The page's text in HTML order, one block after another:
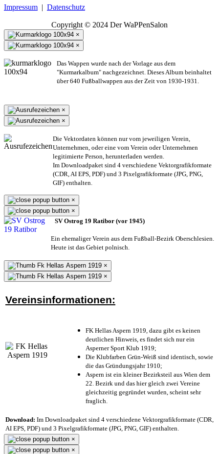
Impressum | Datenschutz
Copyright © 2024 Der WaPPenSalon
×
×
Das Wappen wurde nach der Vorlage aus dem
"Kurmarkalbum" nachgezeichnet. Dieses Album beinhaltet
über 640 Fußballwappen aus der Zeit von 1930-1931.
×
×
Die Vektordaten können nur vom jeweiligen Verein,
Unternehmen, oder eine vom Verein oder Unternehmen
legitimierte Person, herunterladen werden.
Im Downloadpaket sind 4 verschiedene Vektorgrafikformate
(CDR, AI EPS, PDF) und 3 Pixelgrafikformate (JPG, PNG,
GIF) enthalten.
×
×
SV Ostrog 19 Ratibor (vor 1945)
Ein ehemaliger Verein aus dem Fußball-Bezirk Oberschlesien.
Heute ist das Gebiet polnisch.
×
×
Vereinsinformationen:
FK Hellas Aspern 1919, dazu gibt es keinen
deutlichen Hinweis, es findet sich nur ein
Asperner Sport Klub 1919;
Die Klubfarben Grün-Weiß sind identisch, sowie
die das Gründungsjahr 1910;
Aspern ist ein kleiner Bezirksteil aus Wien dem
22. Bezirk und das hier gleich zwei Vereine
gleichzeitig gegründet wurden, scheint sehr
fraglich.
Download: Im Downloadpaket sind 4 verschiedene Vektorgrafikformate (CDR,
AI EPS, PDF) und 3 Pixelgrafikformate (JPG, PNG, GIF) enthalten.
×
×